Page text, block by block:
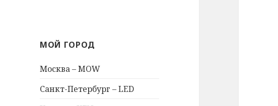
МОЙ ГОРОД
Москва – MOW
Санкт-Петербург – LED